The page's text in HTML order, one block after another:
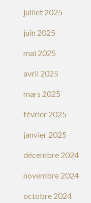
juillet 2025
juin 2025
mai 2025
avril 2025
mars 2025
février 2025
janvier 2025
décembre 2024
novembre 2024
octobre 2024